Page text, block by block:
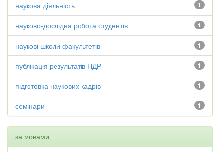
1
наукова діяльність
1
науково-дослідна робота студентів
1
наукові школи факультетів
1
публікація результатів НДР
1
підготовка наукових кадрів
1
семінари
за мовами